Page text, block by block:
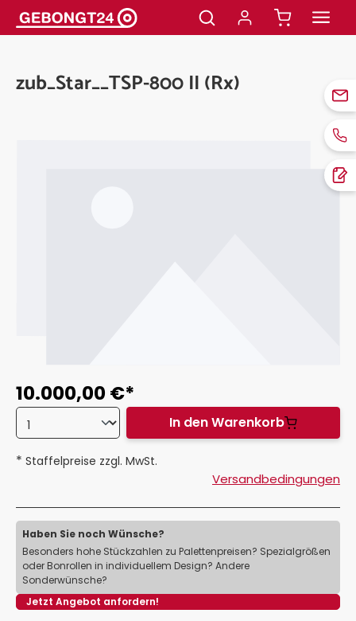
springen
zub_Star__TSP-800 II (Rx)
10.000,00 €*
In den Warenkorb
* Staffelpreise zzgl. MwSt.
Versandbedingungen
Haben Sie noch Wünsche?
Besonders hohe Stückzahlen zu Palettenpreisen? Spezialgrößen
oder Bonrollen in individuellem Design? Andere
Sonderwünsche?
Jetzt Angebot anfordern!